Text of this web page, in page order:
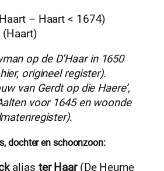
– Haart < 1674)
(Haart)
op de D’Haar in 1650
origineel register).
van Gerdt op die Haere’,
voor 1645 en woonde
dochter en schoonzoon:
alias ter Haar(De Heurne